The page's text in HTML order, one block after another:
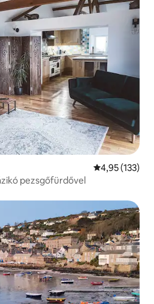
Átlagos
4,95 (133)
pezsgőfürdővel